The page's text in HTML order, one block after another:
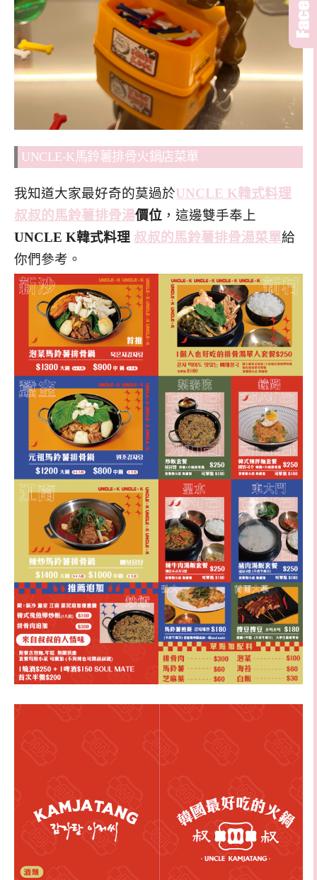
UNCLE-K馬鈴薯排骨火鍋店菜單
我知道大家最好奇的莫過於UNCLE K韓式料理
叔叔的馬鈴薯排骨湯價位 ，這邊雙手奉上
UNCLE K韓式料理 叔叔的馬鈴薯排骨湯菜單給
你們參考。